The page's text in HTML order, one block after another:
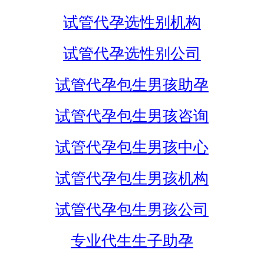
试管代孕选性别机构
试管代孕选性别公司
试管代孕包生男孩助孕
试管代孕包生男孩咨询
试管代孕包生男孩中心
试管代孕包生男孩机构
试管代孕包生男孩公司
专业代生生子助孕